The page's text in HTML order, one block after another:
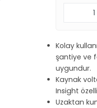
Kolay
şantiye ve
uygundur.
Kaynak
Insight
Uzaktan